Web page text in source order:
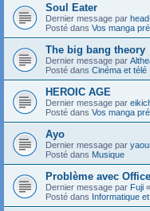
Soul Eater
Dernier message par
Posté dans Vos manga
The big bang theory
Dernier message par
Posté dans Cinéma et télé
HEROIC AGE
Dernier message par
Posté dans Vos manga
Ayo
Dernier message par
Posté dans Musique
Problème avec
Dernier message par Fuji «
Posté dans Informatique